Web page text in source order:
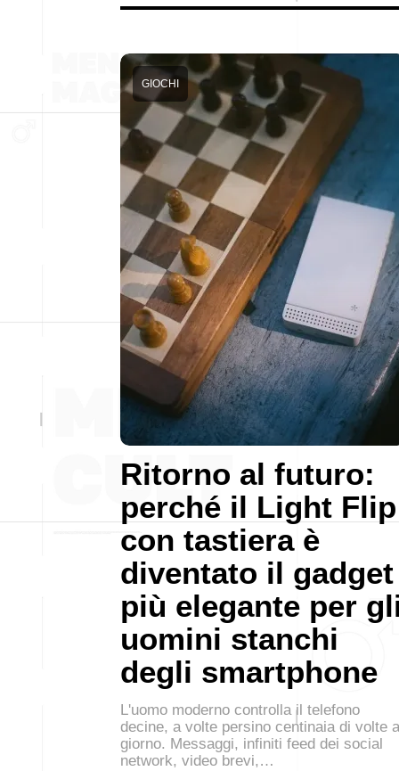
Ritorno al futuro:
perché il Light Flip
con tastiera è
diventato il gadget
più elegante per
uomini stanchi
degli smartphone
GIOCHI
L'uomo moderno controlla il telefono
decine, a volte persino centinaia di volte
giorno. Messaggi, infiniti feed dei social
network, video brevi,…